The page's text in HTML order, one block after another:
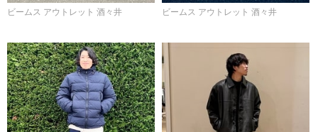
ビームス アウトレット 酒々井 ビームス アウトレット 酒々井